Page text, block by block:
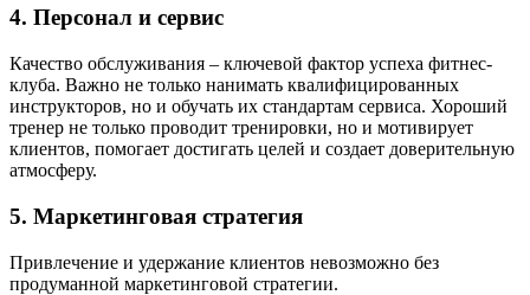
4. Персонал и сервис
Качество обслуживания – ключевой фактор успеха фитнес-
клуба. Важно не только нанимать квалифицированных
инструкторов, но и обучать их стандартам сервиса. Хороший
тренер не только проводит тренировки, но и мотивирует
клиентов, помогает достигать целей и создает доверительную
атмосферу.
5. Маркетинговая стратегия
Привлечение и удержание клиентов невозможно без
продуманной маркетинговой стратегии.